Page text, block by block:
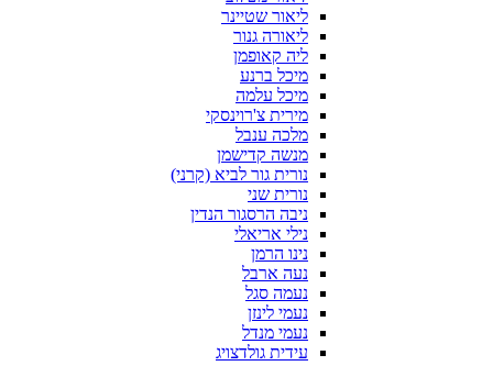
ליאור שטיינר
ליאורה גנור
ליה קאופמן
מיכל ברנע
מיכל עלמה
מירית צ'רוינסקי
מלכה ענבל
מנשה קדישמן
נורית גור לביא (קרני)
נורית שני
ניבה הרסגור הנדין
נילי אריאלי
נינו הרמן
נעה ארבל
נעמה סגל
נעמי לינזן
נעמי מנדל
עידית גולדצויג